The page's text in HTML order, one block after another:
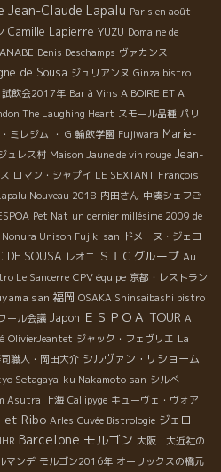
Jean-Claude Lapalu Paris en août
Camille Lapierre YUZU Domaine de
Denis Deschamps ヴァカンス
de Sousa ジュリアンヌ Ginza bistro
試飲会2017年 Bar à Vins A BOIRE ET A
The Laughing Heart スモール品種 パリ
ミレジム ・ G 輪飲学園 Fujiwara Marie-
ュレス村 Maison Jaune de vin rouge Jean-
ロマン・シャプイ LE SEXTANT François
Nouveau 2018 内田さん 中湊シェフご
Pet Nat un dernier millésime 2009 de
Nonura Unison Fujiki san ドメーヌ・ジェロ
DE SOUSA レオニ ＳＴＣグループ Au
Le Sancerre CPV équipe 京都・レストラン
san 福岡 OSAKA Shinsaibashi bistro
ール会議 Japon ＥＳＰＯＡ TOUR A
OlivierJeantet ジャック・フェヴリエ La
職人・岡田大介 シルヴァン・リショーム
Setagaya-ku Nakamoto san シルベー
Asutra 上海 Callipyge キューヴェ・ヴォア
et Ribo Arles Cuvée Bistrologie ジェロー
Barcelone モルゴン 大阪 大近社の
マンデ モルゴン2016年 オーリックスの橋元